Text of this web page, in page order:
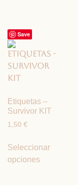
Save
Etiquetas –
Survivor KIT
1,50 €
Seleccionar
opciones